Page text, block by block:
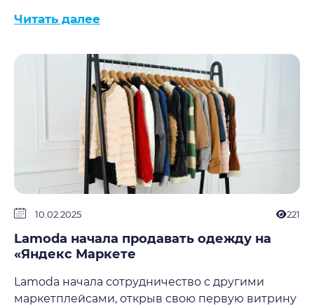
Читать далее
10.02.2025 221
Lamoda начала продавать одежду на
«Яндекс Маркете
Lamoda начала сотрудничество с другими
маркетплейсами, открыв свою первую витрину